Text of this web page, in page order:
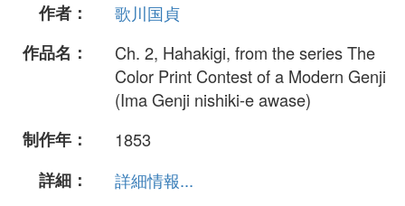
作者：
歌川国貞
作品名：
Ch. 2, Hahakigi, from the series The
Color Print Contest of a Modern Genji
(Ima Genji nishiki-e awase)
制作年：
1853
詳細：
詳細情報...